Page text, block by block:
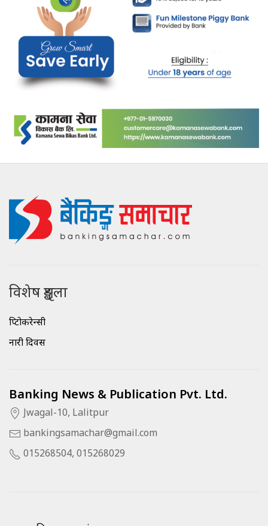
विशेष शृङ्खला
क्रिप्टोकरेन्सी
नारी दिवस
Banking News & Publication Pvt. Ltd.
Jwagal-10, Lalitpur
bankingsamachar@gmail.com
015268504, 015268029